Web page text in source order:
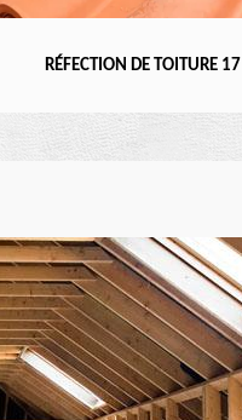
RÉFECTION DE TOITURE 17